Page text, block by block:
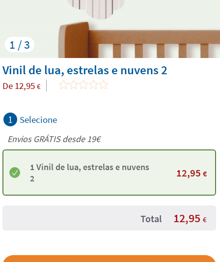
1 / 3
Vinil de lua, estrelas e nuvens 2
De 12,95 €
1 Selecione
Envios GRÁTIS desde 19€
1 Vinil de lua, estrelas e nuvens
2
12,95 €
Total 12,95 €